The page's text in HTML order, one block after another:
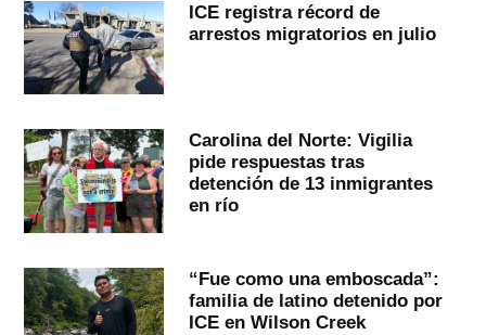
ICE registra récord de
arrestos migratorios en julio
Carolina del Norte: Vigilia
pide respuestas tras
detención de 13 inmigrantes
en río
“Fue como una emboscada”:
familia de latino detenido por
ICE en Wilson Creek